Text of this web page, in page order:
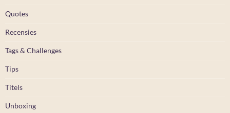
Quotes
Recensies
Tags & Challenges
Tips
Titels
Unboxing